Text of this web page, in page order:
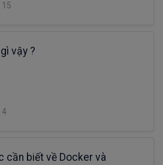
15
vậy ?
4
cần biết về Docker và